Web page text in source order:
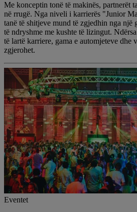
Me konceptin tonë të makinës, partnerët
në rrugë. Nga niveli i karrierës "Junior
tanë të shitjeve mund të zgjedhin nga një
të ndryshme me kushte të lizingut.
të lartë karriere, gama e automjeteve dhe
zgjerohet.
Eventet